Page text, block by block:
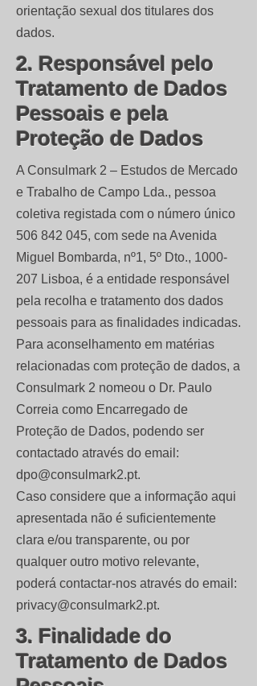
orientação sexual dos titulares dos
dados.
2. Responsável pelo
Tratamento de Dados
Pessoais e pela
Proteção de Dados
A Consulmark 2 – Estudos de Mercado
e Trabalho de Campo Lda., pessoa
coletiva registada com o número único
506 842 045, com sede na Avenida
Miguel Bombarda, nº1, 5º Dto., 1000-
207 Lisboa, é a entidade responsável
pela recolha e tratamento dos dados
pessoais para as finalidades indicadas.
Para aconselhamento em matérias
relacionadas com proteção de dados, a
Consulmark 2 nomeou o Dr. Paulo
Correia como Encarregado de
Proteção de Dados, podendo ser
contactado através do email:
dpo@consulmark2.pt.
Caso considere que a informação aqui
apresentada não é suficientemente
clara e/ou transparente, ou por
qualquer outro motivo relevante,
poderá contactar-nos através do email:
privacy@consulmark2.pt.
3. Finalidade do
Tratamento de Dados